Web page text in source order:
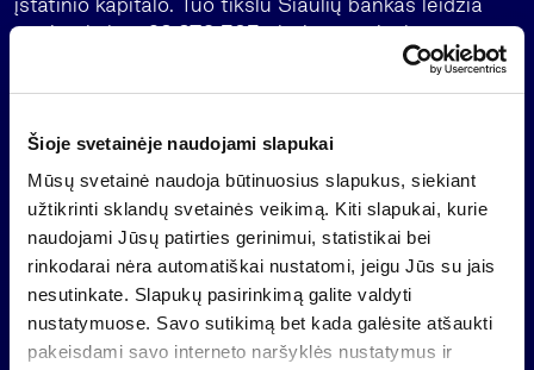
Šioje svetainėje naudojami slapukai
Mūsų svetainė naudoja būtinuosius slapukus, siekiant
užtikrinti sklandų svetainės veikimą. Kiti slapukai, kurie
naudojami Jūsų patirties gerinimui, statistikai bei
rinkodarai nėra automatiškai nustatomi, jeigu Jūs su jais
nesutinkate. Slapukų pasirinkimą galite valdyti
nustatymuose. Savo sutikimą bet kada galėsite atšaukti
pakeisdami savo interneto naršyklės nustatymus ir
naują tikslinę 62.270.383 akcijų emisiją, kurių
kiekvienos akcijos kaina 0,645 EUR. Šios emisijos
išleidimui, be kita ko, papildomai turės būti gautas
įstatų pakeitimus. Šis leidimas pagal reguliavimą gali
būti gautas tik po naujų Šiaulių banko akcijų
apmokėjimo.
Taigi, galutinis Sandorio užbaigimas, įvyks gavus
aukščiau nurodytą Lietuvos banko leidimą
įregistruoti Šiaulių banko įstatų pakeitimus,
įregistravus banko įstatinio kapitalo padidinimą
Juridinių asmenų registre, naujas akcijas įregistravus